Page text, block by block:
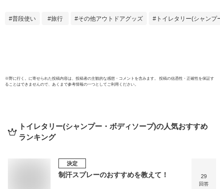
普段使い 旅行 その他アウトドアグッズ トイレタリー(シャンプ
※野に行く。 に寄せられた投稿内容は、投稿者の主観的な感想・コメントを含みます。 投稿の信憑性・正確性を保証す
ることはできませんので、あくまで参考情報の一つとしてご利用ください。
トイレタリー(シャンプー・ボディソープ)の人気おすすめ
ランキング
決定
制汗スプレーのおすすめを教えて！ 29
回答